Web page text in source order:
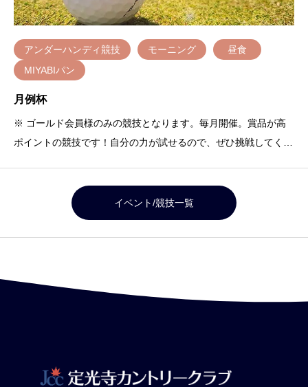
アンダーハンディ競技 モーニング
昼食
MIYABIパン
月例杯
※ ゴールド会員様のみの競技となります。毎月開催。賞品が高
ポイントの競技です！自分の力が試せるので、ぜひ挑戦してくだ
イベント/競技一覧